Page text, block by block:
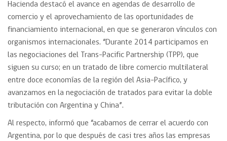
Hacienda destacó el avance en agendas de desarrollo de
comercio y el aprovechamiento de las oportunidades de
financiamiento internacional, en que se generaron vínculos con
organismos internacionales. “Durante 2014 participamos en
las negociaciones del Trans-Pacific Partnership (TPP), que
siguen su curso; en un tratado de libre comercio multilateral
entre doce economías de la región del Asia-Pacífico, y
avanzamos en la negociación de tratados para evitar la doble
tributación con Argentina y China”.
Al respecto, informó que “acabamos de cerrar el acuerdo con
Argentina, por lo que después de casi tres años las empresas